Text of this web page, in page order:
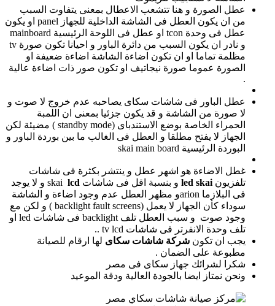
عطل الصورة و هنا تتشعب الاعطال بمعنى يتفاوت السبب
من ان يكون العطل فى الشاشة الداخلية للجهاز panel او يكون
عطل فى وحدة tcon او عطل فى اللوحة الرئيسية mainboard
و نادر ان يكون السبب من دائرة الباور و احيانا تكون صورة tv
مظلمة تماما او ان تكون اضاءة الشاشة اضاءة ضعيفة او
الصورة عموما صورة نيجاتيف او تكون صور ذات اضاءة عالية
.
عطل الباور فى شاشات سكاى يصاحبه عدم خروج لا صوت و
لا صورة من الشاشة و قد يكون جزئيا بمعنى ان اللمبة
الحمراء الخاصة بوضع الاستندباى (standby mode ) مضيئة لكن
الجهاز لا يفتح مطلقا و العطل فى الغالب ما بين بوردة الباور و
البوردة الرئيسية skai main board
غطل الاضاءة هو اشهر عطل و ينتشر بكثرة فى شاشات
تلفزيون led skai و بنسبة اقل فى شاشات skai lcd
و لا يوجد
فى البلازما arionو مظهر العطل عدم وجود اضاءة و الشاشة
سوداء كأن الجهاز لا يعمل (backlight fault screens ) و لكن مع
وجود صوت و سبب العطل تلف backlight فى شاشات led او
تلف وحدة الانفرتر فى شاشات tv lcd ..
يجب ان تكون شركة شاشات سكاى لها ارقام للصيانة
مطبوعة على الضمان .
شكرا لشرائك جهاز سكاى فى مصر
ونحن نمتاز ايضا بالجودة العالية ودقة الموعيد